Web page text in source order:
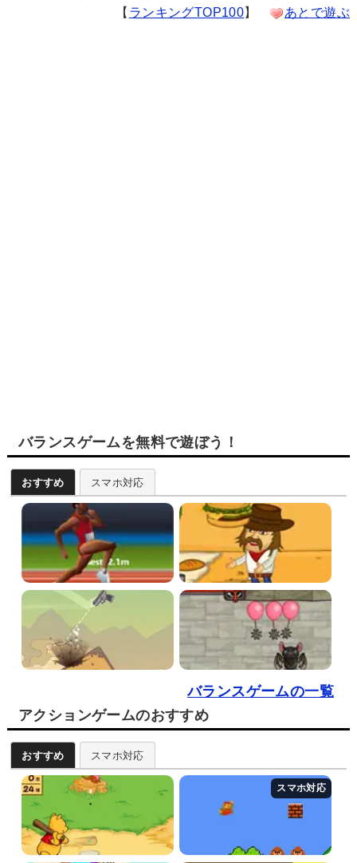
【 ランキングTOP100】 あとで遊ぶ
バランスゲームを無料で遊ぼう！
おすすめ スマホ対応
バランスゲームの一覧
アクションゲームのおすすめ
おすすめ スマホ対応